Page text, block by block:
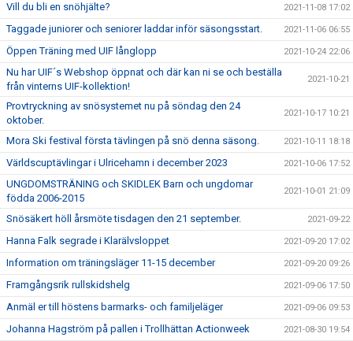
Vill du bli en snöhjälte? 2021-11-08 17:02
Taggade juniorer och seniorer laddar inför säsongsstart. 2021-11-06 06:55
Öppen Träning med UIF långlopp 2021-10-24 22:06
Nu har UIF´s Webshop öppnat och där kan ni se och beställa
från vinterns UIF-kollektion!
2021-10-21
Provtryckning av snösystemet nu på söndag den 24
oktober.
2021-10-17 10:21
Mora Ski festival första tävlingen på snö denna säsong. 2021-10-11 18:18
Världscuptävlingar i Ulricehamn i december 2023 2021-10-06 17:52
UNGDOMSTRÄNING och SKIDLEK Barn och ungdomar
födda 2006-2015
2021-10-01 21:09
Snösäkert höll årsmöte tisdagen den 21 september. 2021-09-22
Hanna Falk segrade i Klarälvsloppet 2021-09-20 17:02
Information om träningsläger 11-15 december 2021-09-20 09:26
Framgångsrik rullskidshelg 2021-09-06 17:50
Anmäl er till höstens barmarks- och familjeläger 2021-09-06 09:53
Johanna Hagström på pallen i Trollhättan Actionweek 2021-08-30 19:54